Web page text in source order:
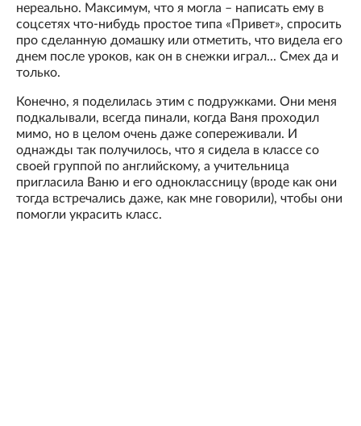
нереально. Максимум, что я могла – написать ему в
соцсетях что-нибудь простое типа «Привет», спросить
про сделанную домашку или отметить, что видела его
днем после уроков, как он в снежки играл... Смех да и
только.
Конечно, я поделилась этим с подружками. Они меня
подкалывали, всегда пинали, когда Ваня проходил
мимо, но в целом очень даже сопереживали. И
однажды так получилось, что я сидела в классе со
своей группой по английскому, а учительница
пригласила Ваню и его одноклассницу (вроде как они
тогда встречались даже, как мне говорили), чтобы они
помогли украсить класс.